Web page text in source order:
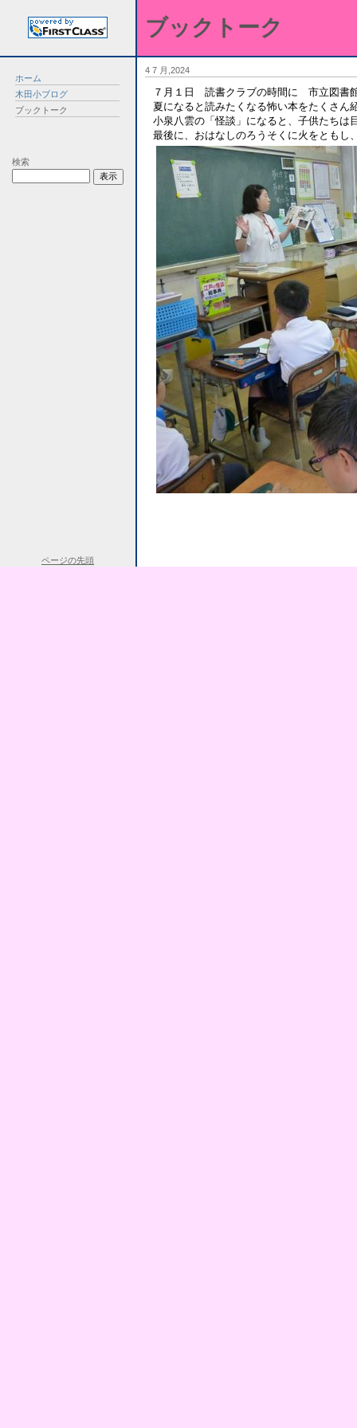
ホーム
木田小ブログ
ブックトーク
検索
ブックトーク
4 7 月,2024
７月１日 読書クラブの時間に 市立図書
夏になると読みたくなる怖い本をたくさん
小泉八雲の「怪談」になると、子供たちは
最後に、おはなしのろうそくに火をともし
ページの先頭